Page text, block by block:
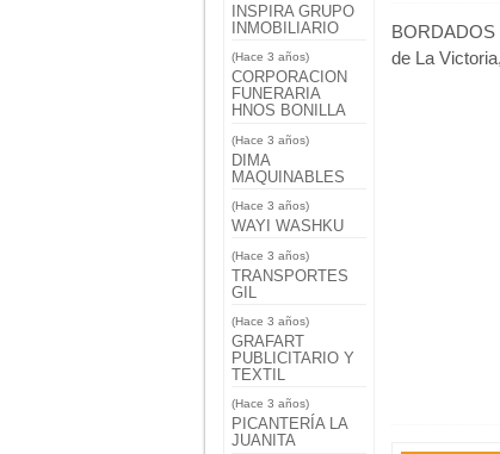
INSPIRA GRUPO
INMOBILIARIO
(Hace 3 años)
CORPORACION
FUNERARIA
HNOS BONILLA
(Hace 3 años)
DIMA
MAQUINABLES
(Hace 3 años)
WAYI WASHKU
(Hace 3 años)
TRANSPORTES
GIL
(Hace 3 años)
GRAFART
PUBLICITARIO Y
TEXTIL
(Hace 3 años)
PICANTERÍA LA
JUANITA
BORDADOS
de La